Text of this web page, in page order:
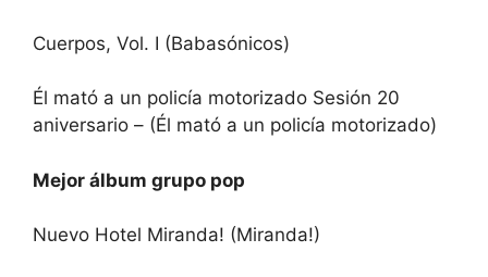
Cuerpos, Vol. I (Babasónicos)
Él mató a un policía motorizado Sesión 20
aniversario – (Él mató a un policía motorizado)
Mejor álbum grupo pop
Nuevo Hotel Miranda! (Miranda!)